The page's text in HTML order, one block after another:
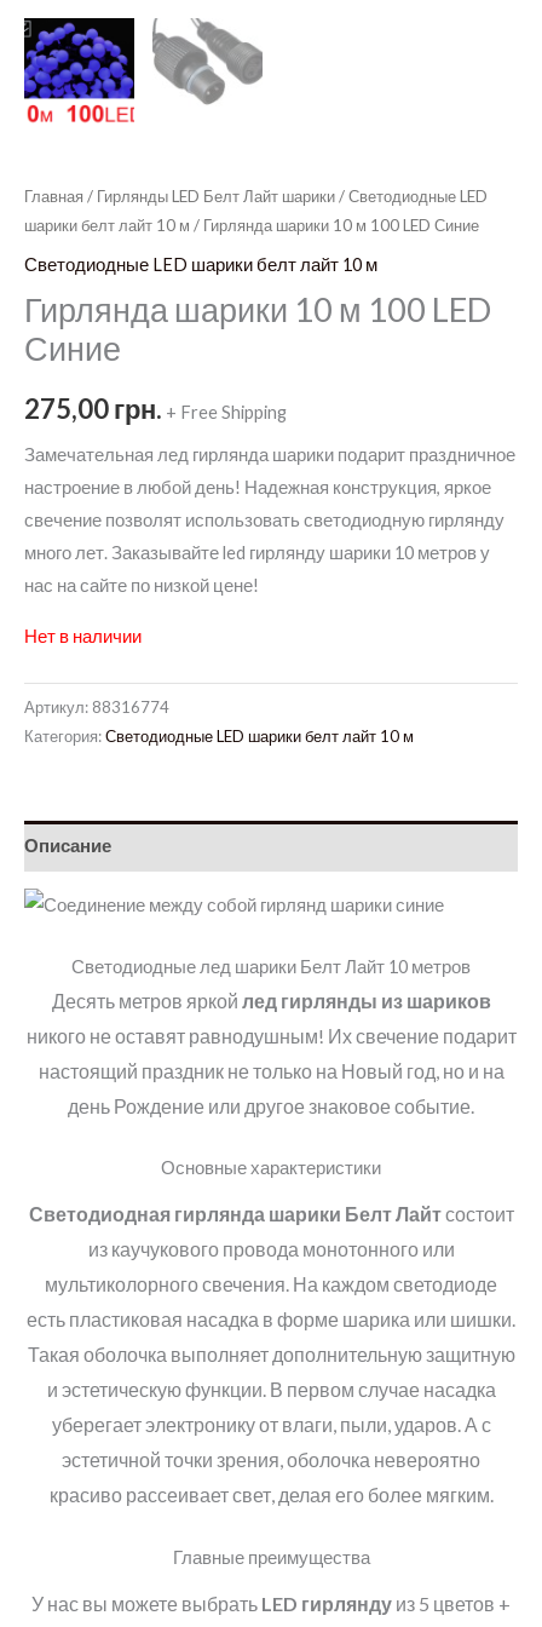
Главная / Гирлянды LED Белт Лайт шарики/Светодиодные LED
шарики белт лайт 10 м / Гирлянда шарики 10 м 100 LED Синие
Светодиодные LED шарики белт лайт 10 м
Гирлянда шарики 10 м 100 LED
Синие
275,00грн. + Free Shipping
Замечательная лед гирлянда шарики подарит праздничное
настроение в любой день! Надежная конструкция, яркое
свечение позволят использовать светодиодную гирлянду
много лет. Заказывайте led гирлянду шарики 10 метров у
нас на сайте по низкой цене!
Нет в наличии
Артикул: 88316774
Категория:Светодиодные LED шарики белт лайт 10 м
Описание
Светодиодные лед шарики Белт Лайт 10 метров
Десять метров яркой лед гирлянды из шариков
никого не оставят равнодушным! Их свечение подарит
настоящий праздник не только на Новый год, но и на
день Рождение или другое знаковое событие.
Основные характеристики
Светодиодная гирлянда шарики Белт Лайтсостоит
из каучукового провода монотонного или
мультиколорного свечения. На каждом светодиоде
есть пластиковая насадка в форме шарика или шишки.
Такая оболочка выполняет дополнительную защитную
и эстетическую функции. В первом случае насадка
уберегает электронику от влаги, пыли, ударов. А с
эстетичной точки зрения, оболочка невероятно
красиво рассеивает свет, делая его более мягким.
Главные преимущества
У нас вы можете выбрать LED гирлянду из 5 цветов +